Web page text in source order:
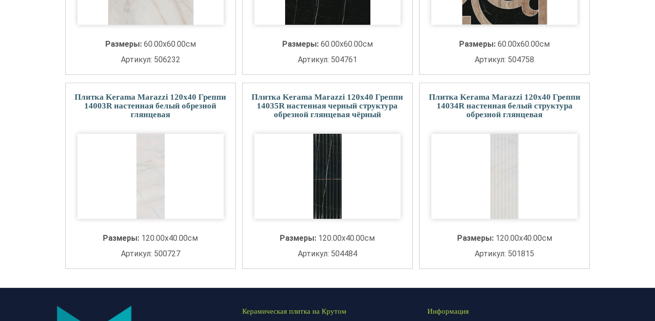
Размеры: 60.00x60.00см
Артикул: 506232
Размеры: 60.00x60.00см
Артикул: 504761
Размеры:60.00x60.00см
Артикул: 504758
Плитка Kerama Marazzi 120x40 Греппи
14003R настенная белый обрезной
глянцевая
Размеры: 120.00x40.00см
Артикул: 500727
Плитка Kerama Marazzi 120x40 Греппи
14035R настенная черный структура
обрезной глянцевая чёрный
Размеры: 120.00x40.00см
Артикул: 504484
Плитка Kerama Marazzi 120x40 Греппи
14034R настенная белый структура
обрезной глянцевая
Размеры: 120.00x40.00см
Артикул: 501815
Керамическая плитка на Крутом Информация